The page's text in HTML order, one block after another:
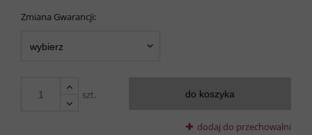
Zmiana Gwarancji:
szt. do koszyka
dodaj do przechowalni